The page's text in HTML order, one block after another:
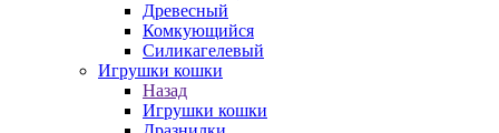
Древесный
Комкующийся
Силикагелевый
Игрушки кошки
Назад
Игрушки кошки